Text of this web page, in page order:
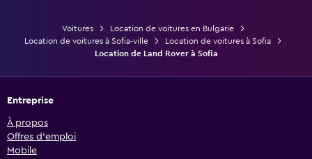
Voitures
Location de voitures en Bulgarie
Location de voitures à Sofia-ville
Location de voitures à Sofia
Location de Land Rover à Sofia
Entreprise
À propos
Offres d’emploi
Mobile